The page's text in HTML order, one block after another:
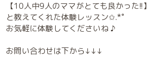
【10人中9人のママがとても良かった!!】
と教えてくれた体験レッスン✩.*˚
お気軽に体験してくださいね ♪
お問い合わせは下から↓↓↓